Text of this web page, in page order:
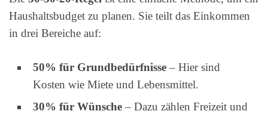
Haushaltsbudget zu planen. Sie teilt das Einkommen
in drei Bereiche auf:
50% für Grundbedürfnisse – Hier sind
Kosten wie Miete und Lebensmittel.
30% für Wünsche – Dazu zählen Freizeit und